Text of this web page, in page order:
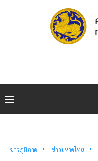
ข่าวภูมิภาค ข่าวมหาดไทย